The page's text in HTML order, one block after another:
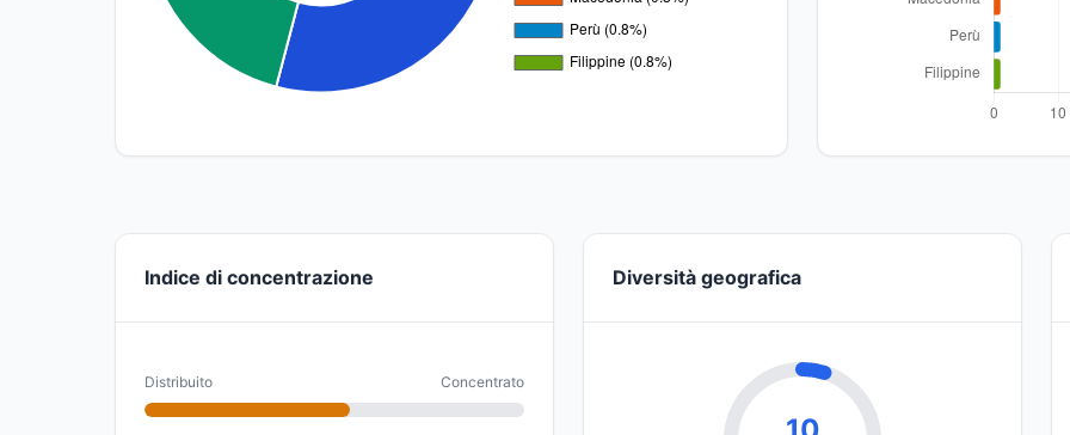
Indice di concentrazione
Distribuito Concentrato
Diversità geografica